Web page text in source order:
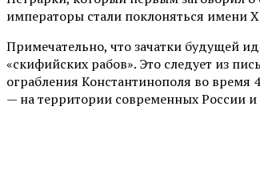
императоры стали поклоняться имени
Примечательно, что зачатки будущей
«скифийских рабов». Это следует из
ограбления Константинополя во время
— на территории современных России